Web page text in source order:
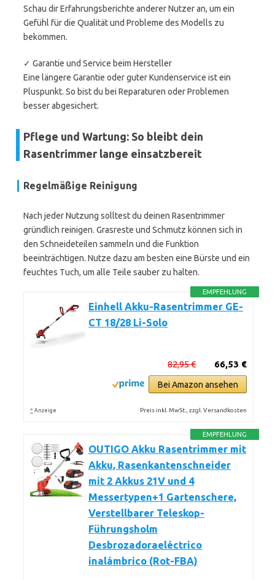
Schau dir Erfahrungsberichte anderer Nutzer an, um ein
Gefühl für die Qualität und Probleme des Modells zu
bekommen.
✓ Garantie und Service beim Hersteller
Eine längere Garantie oder guter Kundenservice ist ein
Pluspunkt. So bist du bei Reparaturen oder Problemen
besser abgesichert.
Pflege und Wartung: So bleibt dein
Rasentrimmer lange einsatzbereit
Regelmäßige Reinigung
Nach jeder Nutzung solltest du deinen Rasentrimmer
gründlich reinigen. Grasreste und Schmutz können sich in
den Schneideteilen sammeln und die Funktion
beeinträchtigen. Nutze dazu am besten eine Bürste und ein
feuchtes Tuch, um alle Teile sauber zu halten.
EMPFEHLUNG
Einhell Akku-Rasentrimmer GE-
CT 18/28 Li-Solo
66,53 €
82,95 €
Bei Amazon ansehen
* Anzeige Preis inkl. MwSt., zzgl. Versandkosten
EMPFEHLUNG
OUTIGO Akku Rasentrimmer mit
Akku, Rasenkantenschneider
mit 2 Akkus 21V und 4
Messertypen+1 Gartenschere,
Verstellbarer Teleskop-
Führungsholm
Desbrozadoraeléctrico
inalámbrico (Rot-FBA)